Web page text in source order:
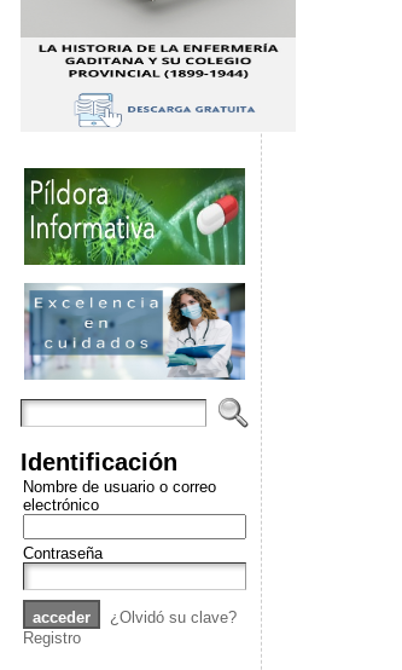
Identificación
Nombre de usuario o correo
electrónico
Contraseña
¿Olvidó su clave?
Registro